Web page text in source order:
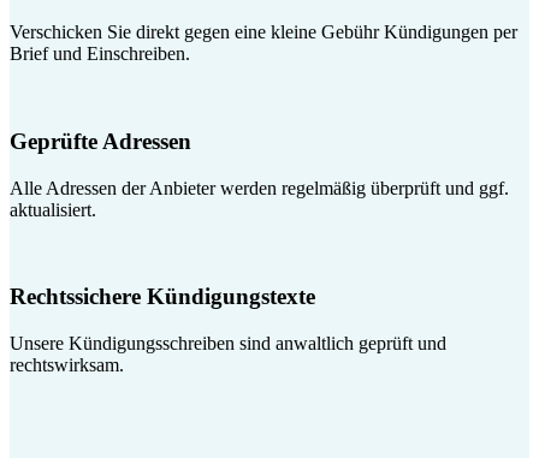
Verschicken Sie direkt gegen eine kleine Gebühr Kündigungen per
Brief und Einschreiben.
Geprüfte Adressen
Alle Adressen der Anbieter werden regelmäßig überprüft und ggf.
aktualisiert.
Rechtssichere Kündigungstexte
Unsere Kündigungsschreiben sind anwaltlich geprüft und
rechtswirksam.